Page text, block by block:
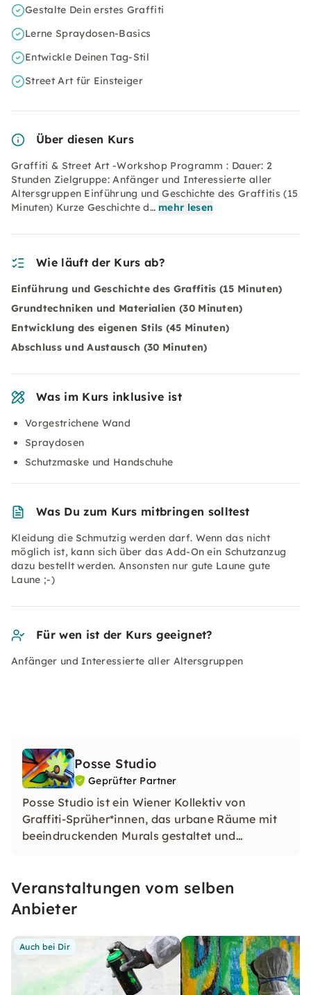
Gestalte Dein erstes Graffiti
Lerne Spraydosen-Basics
Entwickle Deinen Tag-Stil
Street Art für Einsteiger
Über diesen Kurs
Graffiti & Street Art -Workshop Programm : Dauer: 2
Stunden Zielgruppe: Anfänger und Interessierte aller
Altersgruppen Einführung und Geschichte des Graffitis (15
Minuten) Kurze Geschichte d… mehr lesen
Wie läuft der Kurs ab?
Einführung und Geschichte des Graffitis (15 Minuten)
Grundtechniken und Materialien (30 Minuten)
Entwicklung des eigenen Stils (45 Minuten)
Abschluss und Austausch (30 Minuten)
Was im Kurs inklusive ist
Vorgestrichene Wand
Spraydosen
Schutzmaske und Handschuhe
Was Du zum Kurs mitbringen solltest
Kleidung die Schmutzig werden darf. Wenn das nicht
möglich ist, kann sich über das Add-On ein Schutzanzug
dazu bestellt werden. Ansonsten nur gute Laune gute
Laune ;-)
Für wen ist der Kurs geeignet?
Anfänger und Interessierte aller Altersgruppen
Posse Studio
Geprüfter Partner
Posse Studio ist ein Wiener Kollektiv von
Graffiti-Sprüher*innen, das urbane Räume mit
beeindruckenden Murals gestaltet und
fördern auch kreativen Austausch und
individuelle Ausdrucksformen.
Veranstaltungen vom selben
Anbieter
Auch bei Dir